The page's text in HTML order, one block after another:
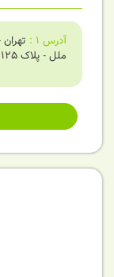
آدرس 1
:
ملل - پلاک 125 - طبقه 1 - واحد 1